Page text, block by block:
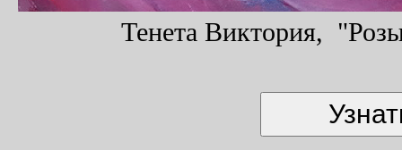
Тенета Виктория,